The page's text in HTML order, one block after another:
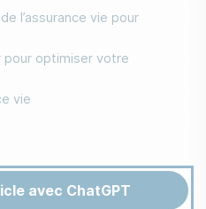
l’assurance vie pour
pour optimiser votre
vie
avec ChatGPT